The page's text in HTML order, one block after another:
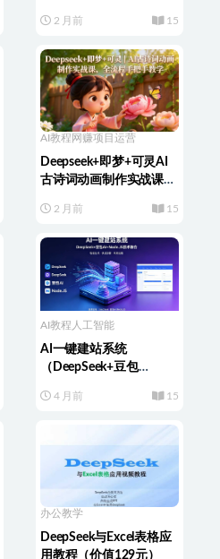
2 月前 15
AI教程 网赚项目运营
Deepseek+即梦+可灵AI
古诗词动画制作实战课，
2 月前 15
AI教程 人工智能
AI一键建站系统
（DeepSeek+豆包
4 月前 15
办公教学
DeepSeek与Excel表格应
用教程（价值129元）